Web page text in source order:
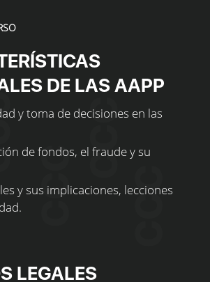
DE LAS AAPP
y toma de decisiones en las
de fondos, el fraude y su
y sus implicaciones, lecciones
LEGALES